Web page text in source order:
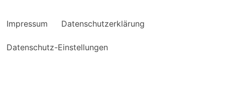
Impressum Datenschutzerklärung
Datenschutz-Einstellungen